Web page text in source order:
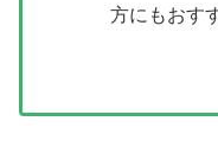
方にもおす